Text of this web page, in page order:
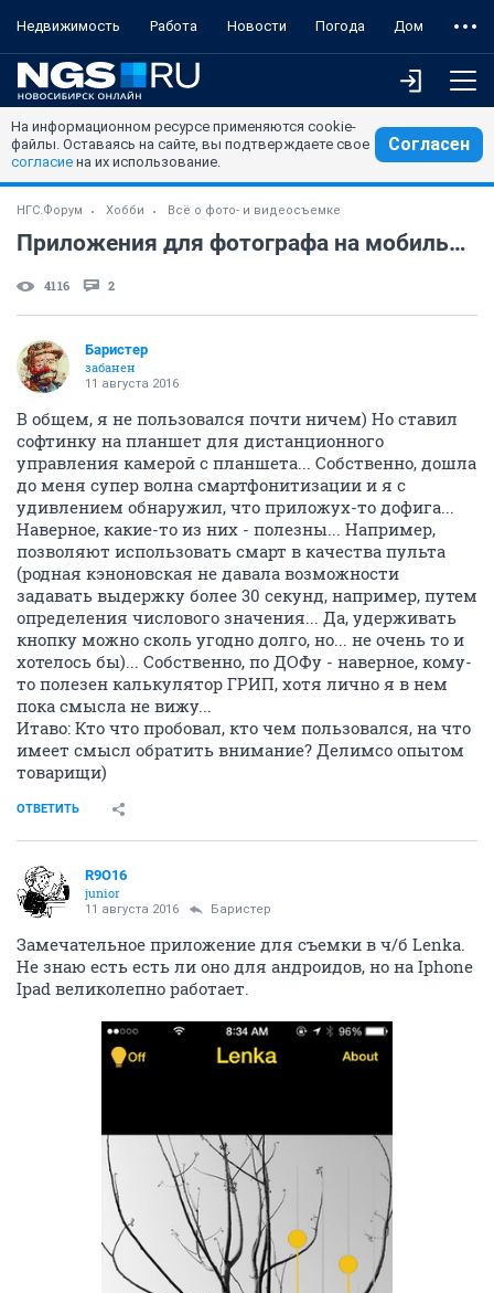
Недвижимость Работа Новости Погода Дом
На информационном ресурсе применяются cookie-
файлы. Оставаясь на сайте, вы подтверждаете свое
согласие на их использование.
Согласен
НГС.Форум Хобби Всё о фото- и видеосъемке
Приложения для фотографа на мобильник
4116 2
Баристер
забанен
11 августа 2016
В общем, я не пользовался почти ничем) Но ставил
софтинку на планшет для дистанционного
управления камерой с планшета... Собственно, дошла
до меня супер волна смартфонитизации и я с
удивлением обнаружил, что приложух-то дофига...
Наверное, какие-то из них - полезны... Например,
позволяют использовать смарт в качества пульта
(родная кэноновская не давала возможности
задавать выдержку более 30 секунд, например, путем
определения числового значения... Да, удерживать
кнопку можно сколь угодно долго, но... не очень то и
хотелось бы)... Собственно, по ДОФу - наверное, кому-
то полезен калькулятор ГРИП, хотя лично я в нем
пока смысла не вижу...
Итаво: Кто что пробовал, кто чем пользовался, на что
имеет смысл обратить внимание? Делимсо опытом
товарищи)
ОТВЕТИТЬ
R9O16
junior
11 августа 2016 Баристер
Замечательное приложение для съемки в ч/б Lenka.
Не знаю есть есть ли оно для андроидов, но на Iphone
Ipad великолепно работает.